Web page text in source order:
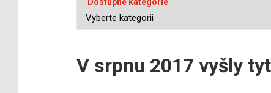
V srpnu 2017 vyšly